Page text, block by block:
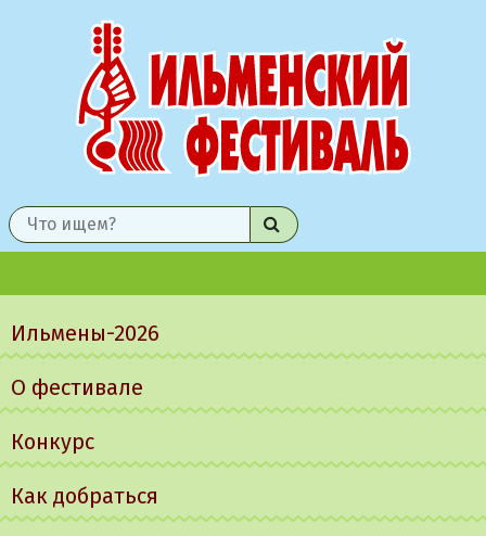
Найти
меню
Ильмены-2026
О фестивале
Конкурс
Как добраться